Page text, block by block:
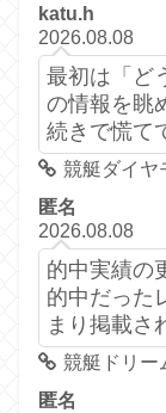
katu.h
2026.08.08
最初は「ど
の情報を眺
続きで慌て
競艇ダイヤ
匿名
2026.08.08
的中実績の
的中だった
まり掲載さ
競艇ドリー
匿名